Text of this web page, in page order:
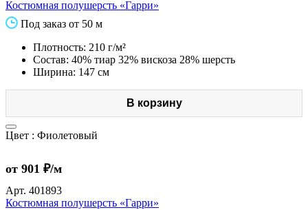
Костюмная полушерсть «Гарри»
Под заказ от 50 м
Плотность: 210 г/м²
Состав: 40% тиар 32% вискоза 28% шерсть
Ширина: 147 см
В корзину
Цвет : Фиолетовый
от 901 ₽/м
Арт. 401893
Костюмная полушерсть «Гарри»